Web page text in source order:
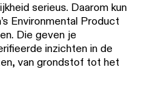
een
partner
Bezoek
een
serieus. Daarom kun
Environmental Product
Die geven je
inzichten in de
van grondstof tot het